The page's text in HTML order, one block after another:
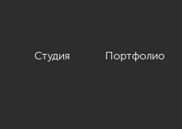
Студия Портфолио